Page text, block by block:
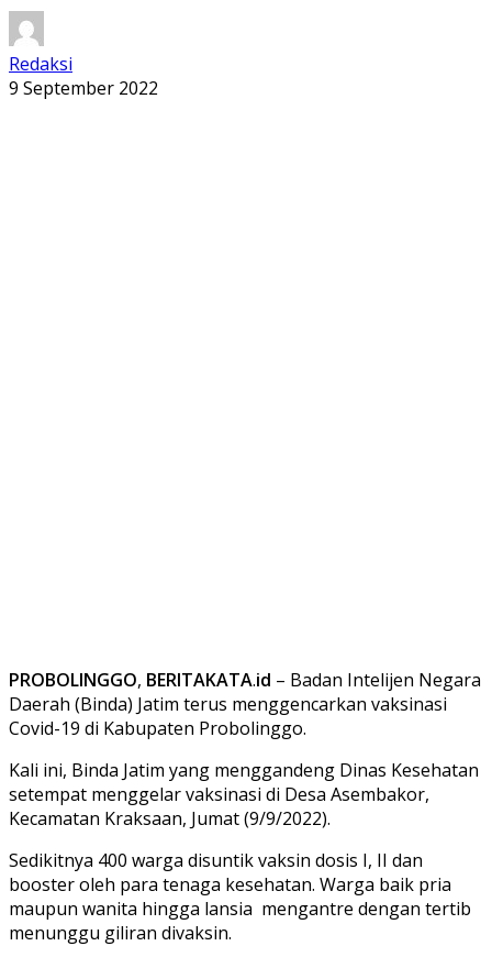
Redaksi
9 September 2022
PROBOLINGGO, BERITAKATA.id – Badan Intelijen Negara
Daerah (Binda) Jatim terus menggencarkan vaksinasi
Covid-19 di Kabupaten Probolinggo.
Kali ini, Binda Jatim yang menggandeng Dinas Kesehatan
setempat menggelar vaksinasi di Desa Asembakor,
Kecamatan Kraksaan, Jumat (9/9/2022).
Sedikitnya 400 warga disuntik vaksin dosis I, II dan
booster oleh para tenaga kesehatan. Warga baik pria
maupun wanita hingga lansia mengantre dengan tertib
menunggu giliran divaksin.